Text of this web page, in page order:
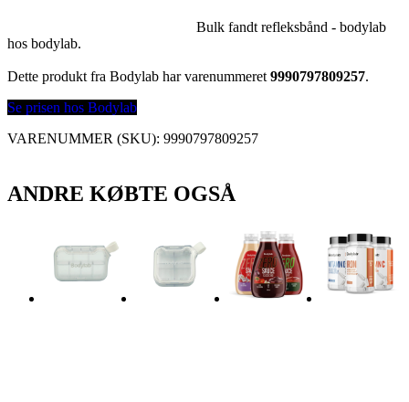
Bulk fandt refleksbånd - bodylab
hos bodylab.
Dette produkt fra Bodylab har varenummeret 9990797809257.
Se prisen hos Bodylab
VARENUMMER (SKU): 9990797809257
ANDRE KØBTE OGSÅ